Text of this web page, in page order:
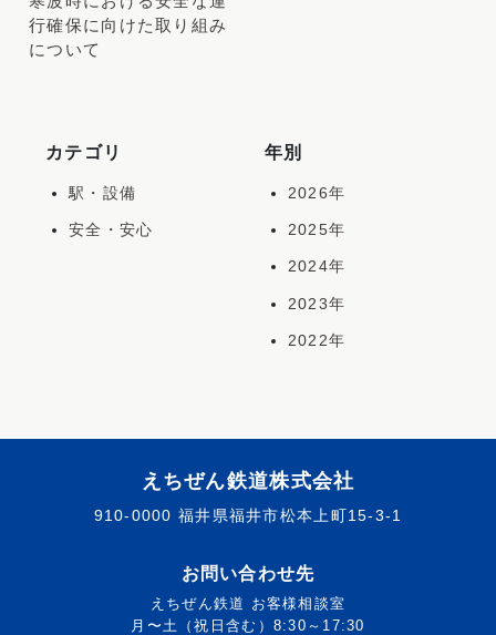
行確保に向けた取り組み
について
カテゴリ
駅・設備
安全・安心
年別
2026年
2025年
2024年
2023年
2022年
えちぜん鉄道株式会社
910-0000 福井県福井市松本上町15-3-1
お問い合わせ先
えちぜん鉄道 お客様相談室
月〜土（祝日含む）8:30～17:30